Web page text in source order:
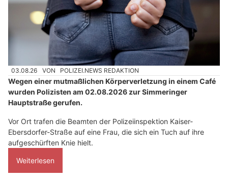
03.08.26 VON POLIZEI.NEWS REDAKTION
Wegen einer mutmaßlichen Körperverletzung in einem Café
wurden Polizisten am 02.08.2026 zur Simmeringer
Hauptstraße gerufen.
Vor Ort trafen die Beamten der Polizeiinspektion Kaiser-
Ebersdorfer-Straße auf eine Frau, die sich ein Tuch auf ihre
aufgeschürften Knie hielt.
Weiterlesen